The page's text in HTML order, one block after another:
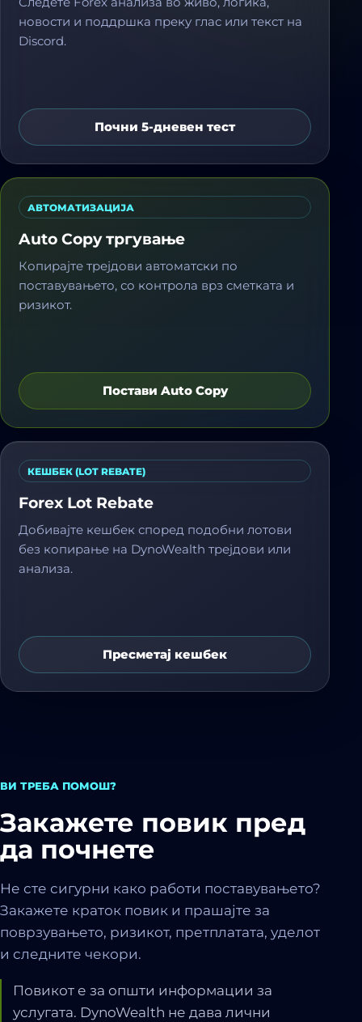
новости и поддршка преку глас или текст на
Discord.
Почни 5-дневен тест
АВТОМАТИЗАЦИЈА
Auto Copy тргување
Копирајте трејдови автоматски по
поставувањето, со контрола врз сметката и
ризикот.
Постави Auto Copy
КЕШБЕК (LOT REBATE)
Forex Lot Rebate
Добивајте кешбек според подобни лотови
без копирање на DynoWealth трејдови или
анализа.
Пресметај кешбек
ВИ ТРЕБА ПОМОШ?
Закажете повик пред
да почнете
Не сте сигурни како работи поставувањето?
Закажете краток повик и прашајте за
поврзувањето, ризикот, претплатата, уделот
и следните чекори.
Повикот е за општи информации за
услугата. DynoWealth не дава лични